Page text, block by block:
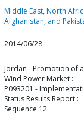
Middle East, North
Afghanistan, and
2014/06/28
Jordan - Promotion of a
Wind Power Market :
P093201 -
Status Results Report :
Sequence 12